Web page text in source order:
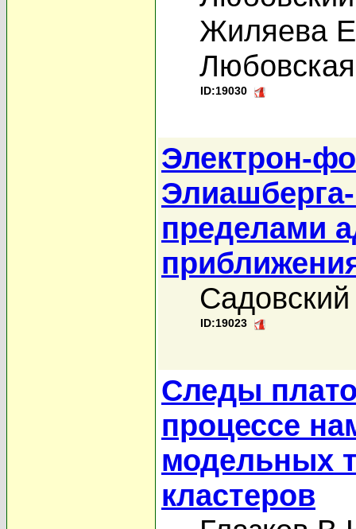
Жиляева
ID:19030
Электрон-
пределами
ID:19023
Следы
процессе
модельных
кластеров